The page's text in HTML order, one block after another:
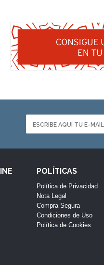
POLÍTICAS
Política de Privacidad
Nota Legal
Compra Segura
Condiciones de Uso
Política de Cookies